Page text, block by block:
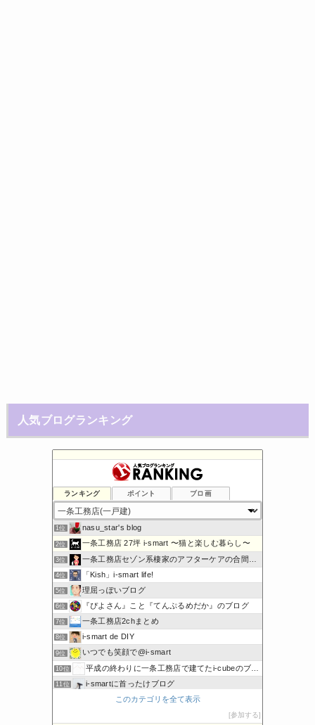
人気ブログランキング
ランキング ポイント ブロ画
1位 nasu_star's blog
2位 一条工務店 27坪 i-smart 〜猫と楽しむ暮らし〜
3位 一条工務店セゾン系棲家のアフターケアの合間に綴るブログ
4位 「Kish」i-smart life!
5位 理屈っぽいブログ
6位 『ぴよさん』こと『てんぷるめだか』のブログ
7位 一条工務店2chまとめ
8位 i-smart de DIY
9位 いつでも笑顔で@i-smart
10位 平成の終わりに一条工務店で建てたi-cubeのブログ
11位 i-smartに首ったけブログ
ボーダーコリーと床暖房のおうち
このカテゴリを全て表示
参加する